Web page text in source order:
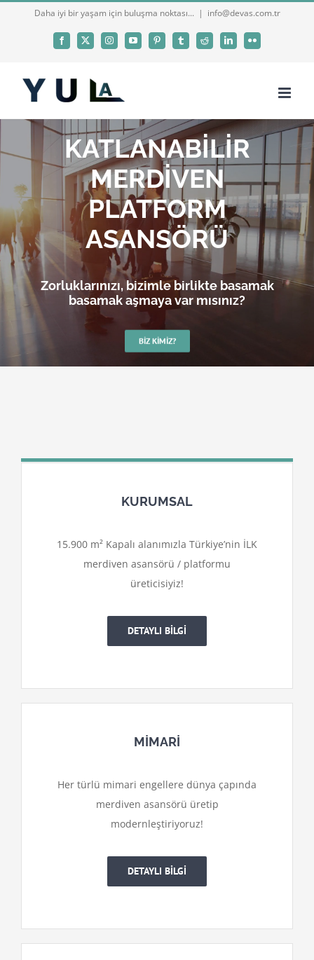
Daha iyi bir yaşam için buluşma noktası... | info@devas.com.tr
Facebook
X InstagramYouTubePinterestTumblrReddit LinkedInFlickr
KATLANABİLİR
MERDİVEN
PLATFORM
ASANSÖRÜ
Zorluklarınızı, bizimle birlikte basamak
basamak aşmaya var mısınız?
BIZ KIMIZ?
KURUMSAL
15.900 m² Kapalı alanımızla Türkiye’nin İLK
merdiven asansörü / platformu
üreticisiyiz!
DETAYLI BİLGİ
MİMARİ
Her türlü mimari engellere dünya çapında
merdiven asansörü üretip
modernleştiriyoruz!
DETAYLI BİLGİ